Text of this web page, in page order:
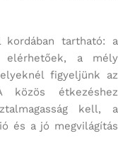
kordában tartható: a
elérhetőek, a mély
figyeljünk az
közös étkezéshez
kell, a
és a jó megvilágítás